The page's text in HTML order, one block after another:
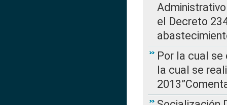
el Decreto
Por la cual se
la cual se